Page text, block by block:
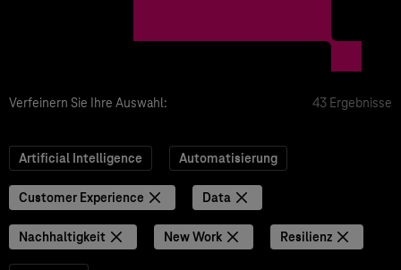
Verfeinern Sie Ihre Auswahl: 43 Ergebnisse
Artificial Intelligence Automatisierung
Customer Experience Data
Nachhaltigkeit New Work Resilienz